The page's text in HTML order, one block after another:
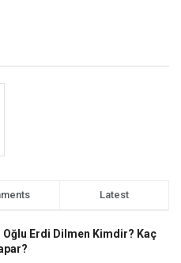
Latest
Oğlu Erdi Dilmen Kimdir? Kaç